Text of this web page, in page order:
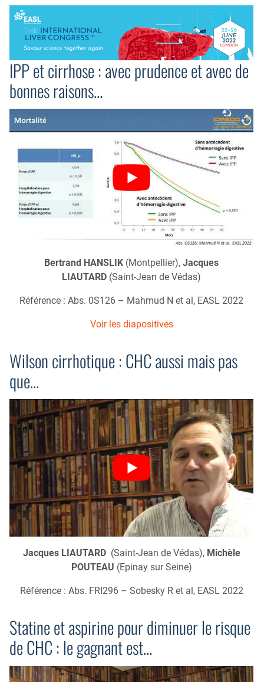
IPP et cirrhose : avec prudence et avec de
bonnes raisons…
Bertrand HANSLIK (Montpellier),Jacques
LIAUTARD (Saint-Jean de Védas)
Référence : Abs. 0S126 – Mahmud N et al, EASL 2022
Voir les diapositives
Wilson cirrhotique : CHC aussi mais pas
que…
Jacques LIAUTARD (Saint-Jean de Védas), Michèle
POUTEAU (Epinay sur Seine)
Référence : Abs. FRI296 – Sobesky R et al, EASL 2022
Statine et aspirine pour diminuer le risque
de CHC : le gagnant est…